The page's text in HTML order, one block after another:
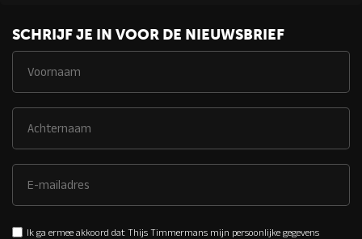
SCHRIJF JE IN VOOR DE NIEUWSBRIEF
Ik ga ermee akkoord dat Thijs Timmermans mijn persoonlijke gegevens